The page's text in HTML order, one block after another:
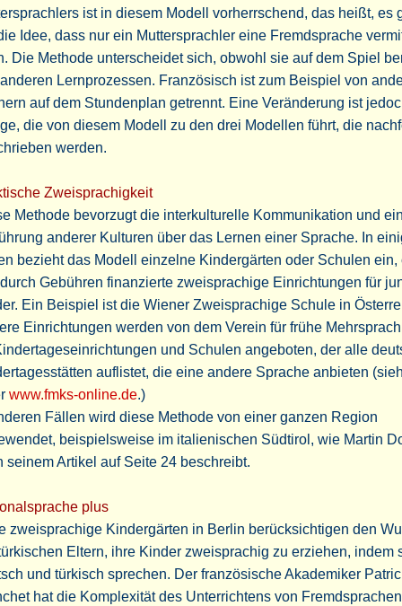
ist in diesem Modell vorherrschend, das heißt, es
Idee, dass nur ein Muttersprachler eine Fremdsprache
Die Methode unterscheidet sich, obwohl sie auf dem Spiel
Lernprozessen. Französisch ist zum Beispiel von
auf dem Stundenplan getrennt. Eine Veränderung ist
die von diesem Modell zu den drei Modellen führt, die
werden.
Zweisprachigkeit
Methode bevorzugt die interkulturelle Kommunikation und
anderer Kulturen über das Lernen einer Sprache. In
bezieht das Modell einzelne Kindergärten oder Schulen ein,
Gebühren finanzierte zweisprachige Einrichtungen für
Ein Beispiel ist die Wiener Zweisprachige Schule in
Einrichtungen werden von dem Verein für frühe
und Schulen angeboten, der alle
auflistet, die eine andere Sprache anbieten
www.fmks-online.de.)
Fällen wird diese Methode von einer ganzen Region
beispielsweise im italienischen Südtirol, wie Martin
seinem Artikel auf Seite 24 beschreibt.
plus
zweisprachige Kindergärten in Berlin berücksichtigen den
Eltern, ihre Kinder zweisprachig zu erziehen, indem
und türkisch sprechen. Der französische Akademiker
hat die Komplexität des Unterrichtens von